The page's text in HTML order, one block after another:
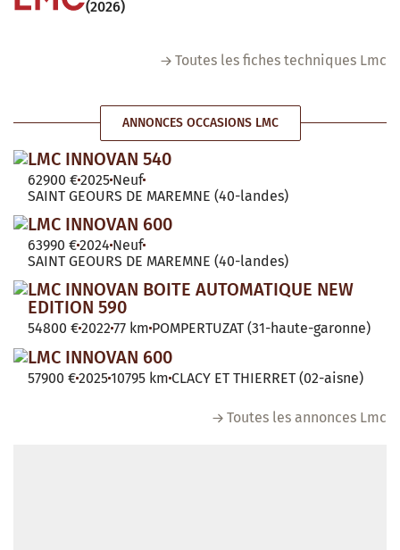
(2026)
Toutes les fiches techniques Lmc
ANNONCES OCCASIONS LMC
LMC INNOVAN 540
62900 €2025 Neuf
SAINT GEOURS DE MAREMNE (40-landes)
LMC INNOVAN 600
63990 €2024 Neuf
SAINT GEOURS DE MAREMNE (40-landes)
LMC INNOVAN BOITE AUTOMATIQUE NEW
EDITION 590
54800 €2022 77 km POMPERTUZAT (31-haute-garonne)
LMC INNOVAN 600
57900 €202510795 km CLACY ET THIERRET (02-aisne)
Toutes les annonces Lmc